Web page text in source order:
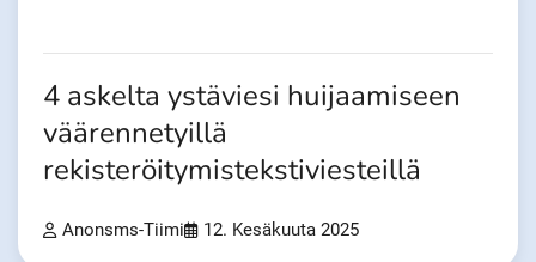
4 askelta ystäviesi huijaamiseen
väärennetyillä
rekisteröitymistekstiviesteillä
Anonsms-Tiimi 12. Kesäkuuta 2025